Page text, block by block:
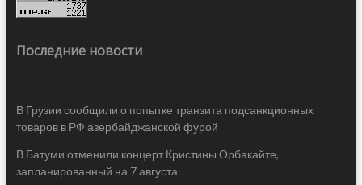
Последние новости
В Грузии сообщили о попытке транзита подсанкционных
товаров в РФ азербайджанской фурой
В Батуми отменили концерт Кристины Орбакайте,
запланированный на 7 августа